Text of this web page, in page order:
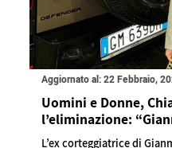
Aggiornato al: 22 Febbraio,
Uomini e Donne,
l’eliminazione:
L’ex corteggiatrice di